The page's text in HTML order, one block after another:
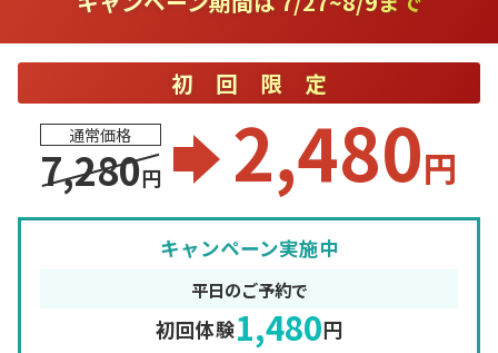
初回限定
通常価格
7,280円 2,480円
キャンペーン実施中
平日のご予約で
初回体験1,480円